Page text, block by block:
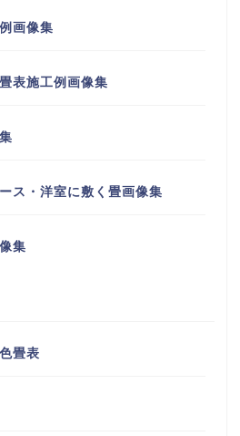
画像集
表施工例画像集
ス・洋室に敷く畳画像集
集
畳表